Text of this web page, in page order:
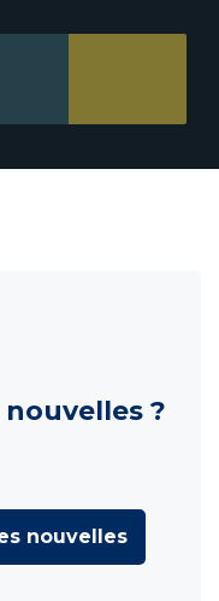
?
nouvelles